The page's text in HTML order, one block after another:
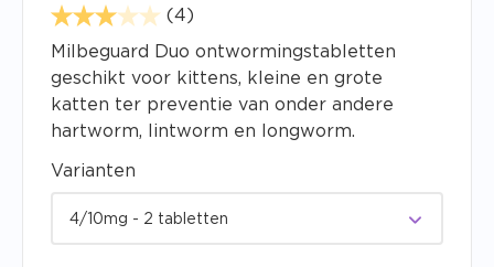
(4)
Milbeguard Duo ontwormingstabletten
geschikt voor kittens, kleine en grote
katten ter preventie van onder andere
hartworm, lintworm en longworm.
Varianten
4/10mg - 2 tabletten